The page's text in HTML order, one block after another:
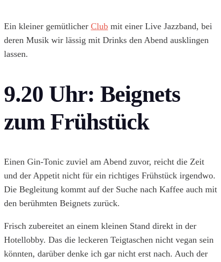
Ein kleiner gemütlicher Club mit einer Live Jazzband, bei
deren Musik wir lässig mit Drinks den Abend ausklingen
lassen.
9.20 Uhr: Beignets
zum Frühstück
Einen Gin-Tonic zuviel am Abend zuvor, reicht die Zeit
und der Appetit nicht für ein richtiges Frühstück irgendwo.
Die Begleitung kommt auf der Suche nach Kaffee auch mit
den berühmten Beignets zurück.
Frisch zubereitet an einem kleinen Stand direkt in der
Hotellobby. Das die leckeren Teigtaschen nicht vegan sein
könnten, darüber denke ich gar nicht erst nach. Auch der